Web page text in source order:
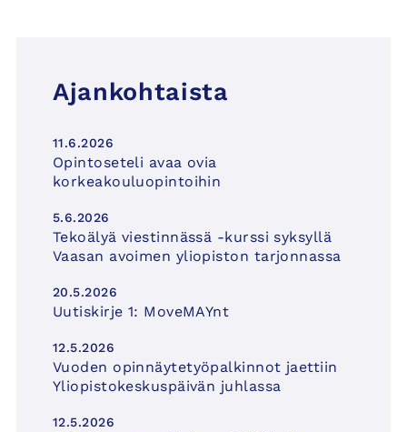
Ajankohtaista
11.6.2026
Opintoseteli avaa ovia
korkeakouluopintoihin
5.6.2026
Tekoälyä viestinnässä -kurssi syksyllä
Vaasan avoimen yliopiston tarjonnassa
20.5.2026
Uutiskirje 1: MoveMAYnt
12.5.2026
Vuoden opinnäytetyöpalkinnot jaettiin
Yliopistokeskuspäivän juhlassa
12.5.2026